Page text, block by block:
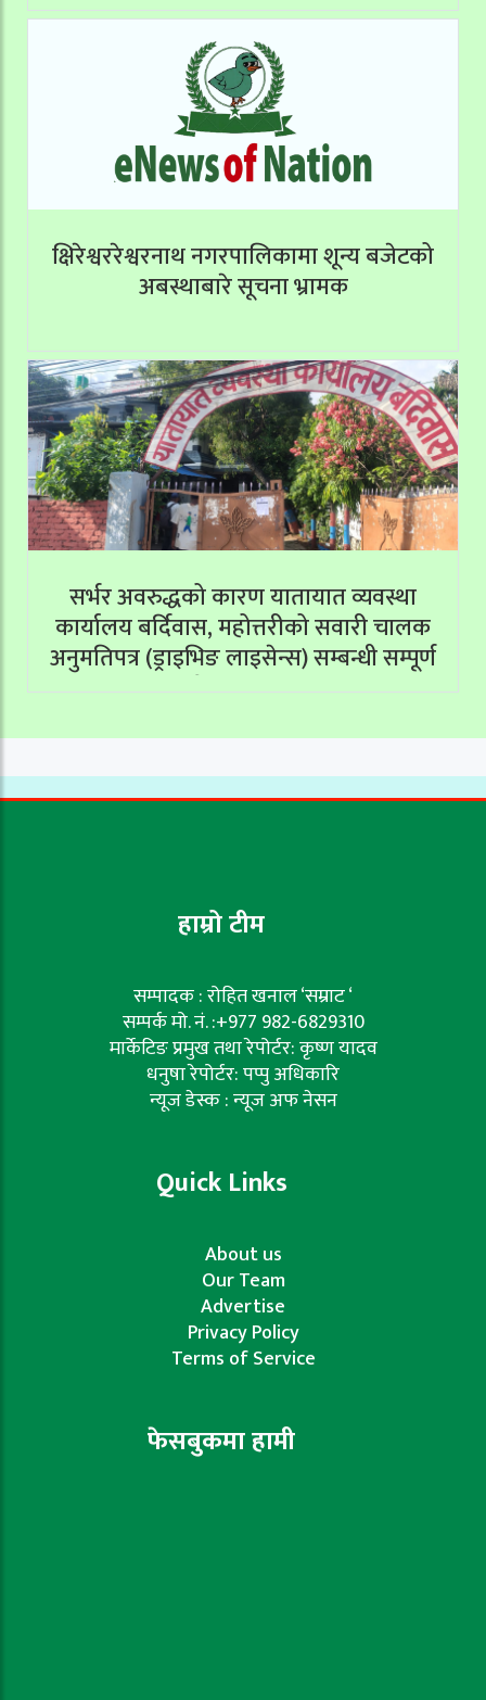
क्षिरेश्वररेश्वरनाथ नगरपालिकामा शून्य बजेटको
अबस्थाबारे सूचना भ्रामक
सर्भर अवरुद्धको कारण यातायात व्यवस्था
कार्यालय बर्दिवास, महोत्तरीको सवारी चालक
अनुमतिपत्र (ड्राइभिङ लाइसेन्स) सम्बन्धी सम्पूर्ण
सेवाहरू बन्द
हाम्रो टीम
सम्पादक : रोहित खनाल ‘सम्राट ‘
सम्पर्क मो. नं. :+977 982-6829310
मार्केटिङ प्रमुख तथा रेपोर्टर: कृष्ण यादव
धनुषा रेपोर्टर: पप्पु अधिकारि
न्यूज डेस्क : न्यूज अफ नेसन
Quick Links
About us
Our Team
Advertise
Privacy Policy
Terms of Service
फेसबुकमा हामी